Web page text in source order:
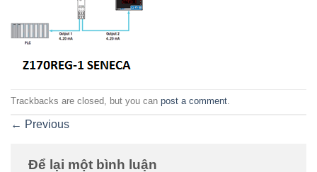
Trackbacks are closed, but you can post a comment.
← Previous
Để lại một bình luận